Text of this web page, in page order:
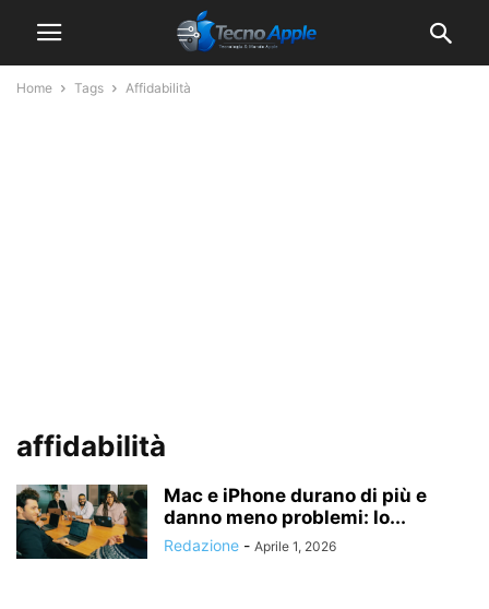
Home Tags Affidabilità
affidabilità
Mac e iPhone durano di più e
danno meno problemi: lo...
Redazione - Aprile 1, 2026